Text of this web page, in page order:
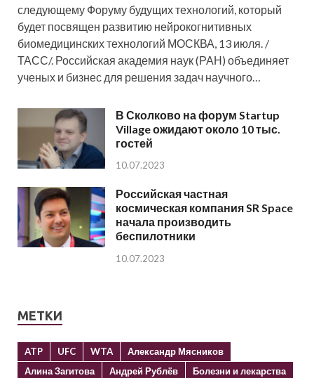
следующему Форуму будущих технологий, который
будет посвящен развитию нейрокогнитивных
биомедицинских технологий МОСКВА, 13 июля. /
ТАСС/. Российская академия наук (РАН) объединяет
ученых и бизнес для решения задач научного…
В Сколково на форум Startup
Village ожидают около 10 тыс.
гостей
10.07.2023
Российская частная
космическая компания SR Space
начала производить
беспилотники
10.07.2023
МЕТКИ
ATP UFC WTA
Александр Мясников
Алина Загитова
Андрей Рублёв
Болезни и лекарства